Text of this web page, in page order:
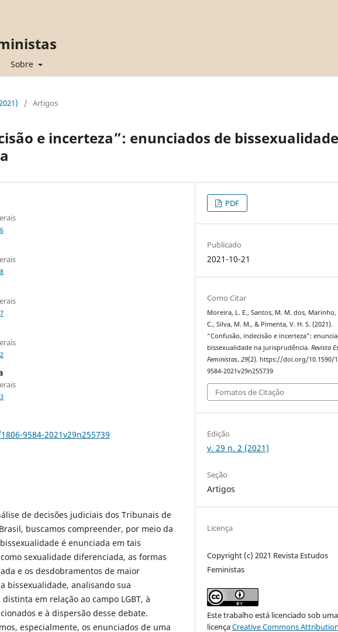
Sobre
/ Artigos
e incerteza”: enunciados de bissexualidade
9584-2021v29n255739
de decisões judiciais dos Tribunais de
buscamos compreender, por meio da
é enunciada em tais
sexualidade diferenciada, as formas
e os desdobramentos de maior
bissexualidade, analisando sua
em relação ao campo LGBT, à
e à dispersão desse debate.
especialmente, os enunciados de uma
PDF
Publicado
2021-10-21
Como Citar
Moreira, L. E., Santos, M. M. dos, Marinho,
C., Silva, M. M., & Pimenta, V. H. S. (2021).
“Confusão, indecisão e incerteza”:
bissexualidade na jurisprudência.Revista
Feministas,29(2). https://doi.org/10.1590/
9584-2021v29n255739
Fomatos de Citação
Edição
v. 29 n. 2 (2021)
Seção
Artigos
Licença
Copyright (c) 2021 Revista Estudos
Feministas
Este trabalho está licenciado sob uma
licençaCreative Commons